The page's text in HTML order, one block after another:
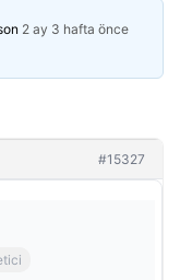
2 ay 3 hafta önce
#15327